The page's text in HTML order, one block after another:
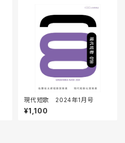
現代短歌 2024年1月号
¥1,100